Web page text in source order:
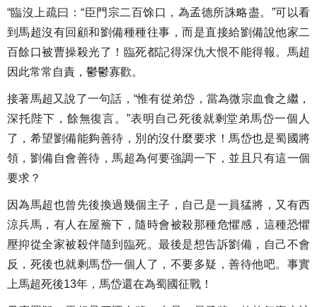
“臨沒上疏曰：“臣門宗二百馀口，為孟德所誅略盡。”可以看
到馬超沒有回顧和劉備種種往事，而是直接給劉備說他家二
百餘口被曹操殺光了！臨死都記得深仇大恨不能得報。馬超
因此常常自責，鬱鬱寡歡。
接著馬超又說了一句話，“惟有從弟岱，當為微宗血食之繼，
深托陛下，餘無復言。”表明自己死後就剩堂弟馬岱一個人
了，希望劉備能夠善待，別的沒什麼要求！馬岱也是蜀國將
領，劉備自會善待，馬超為何要強調一下，並且只有這一個
要求？
因為馬超也曾先後換過幾個主子，自己是一員猛將，又有西
涼兵馬，有人在屋簷下，隨時會被殺那種危懼感，這種恐懼
壓抑從全家被殺伴隨到臨死。最後是想告訴劉備，自己不會
反，死後也就剩馬岱一個人了，不要多疑，善待他吧。事實
上馬超死後13年，馬岱還在為蜀國征戰！